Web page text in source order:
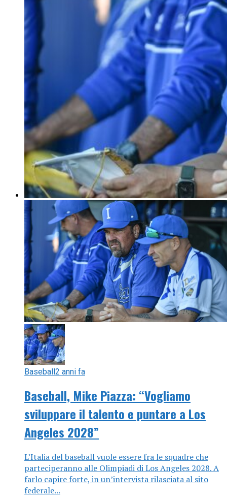
Baseball2 anni fa
Baseball, Mike Piazza: “Vogliamo
sviluppare il talento e puntare a Los
Angeles 2028”
L’Italia del baseball vuole essere fra le squadre che
parteciperanno alle Olimpiadi di Los Angeles 2028. A
farlo capire forte, in un’intervista rilasciata al sito
federale...